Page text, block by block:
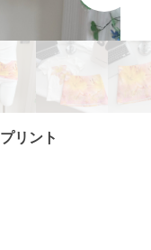
リント